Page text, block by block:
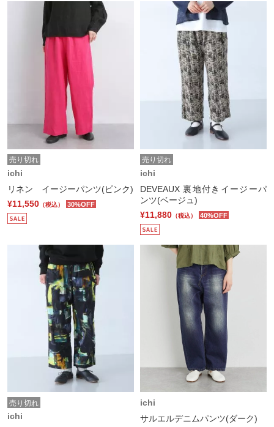
売り切れ
ichi
リネン イージーパンツ(ピンク)
¥11,550 （税込） 30%OFF
売り切れ
ichi
DEVEAUX 裏地付きイージーパ
ンツ(ベージュ)
¥11,880 （税込） 40%OFF
売り切れ
ichi
ichi
サルエルデニムパンツ(ダーク)